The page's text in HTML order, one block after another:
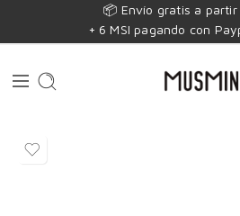
📦 Envío gratis a partir
+ 6 MSI pagando con